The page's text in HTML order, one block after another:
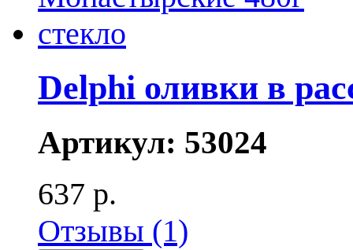
Delphi оливки в
Артикул: 53024
637 р.
Отзывы (1)